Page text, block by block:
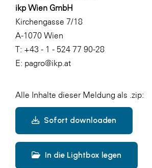
ikp Wien GmbH
Kirchengasse 7/18
A-1070 Wien
T: +43 - 1 - 524 77 90-28
E: pagro@ikp.at
Alle Inhalte dieser Meldung als .zip:
Sofort downloaden
In die Lightbox legen